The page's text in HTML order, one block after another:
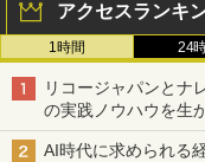
アクセスランキ
1時間 24
リコージャパンとナ
の実践ノウハウを生
AI時代に求められる